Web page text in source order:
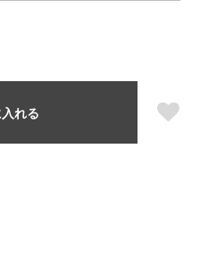
れる